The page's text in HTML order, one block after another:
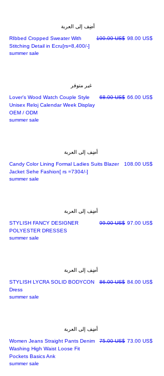
أضِف إلى العربة
RIbbed Cropped Sweater With
Stitching Detail in Ecru[rs=8,400/-]
سعر عادي‏100.00 US$ سعر البيع‏98.00 US$
summer sale
غير متوفر
Lover's Wood Watch Couple Style
Unisex Reloj Calendar Week Display
OEM / ODM
سعر عادي
‏68.00 US$ سعر البيع‏66.00 US$
summer sale
أضِف إلى العربة
Candy Color Lining Formal Ladies Suits Blazer
Jacket Sehe Fashion[ rs =7304/-]
السعر ‏108.00 US$
summer sale
أضِف إلى العربة
STYLISH FANCY DESIGNER
POLYESTER DRESSES
سعر عادي
‏99.00 US$ سعر البيع‏97.00 US$
summer sale
أضِف إلى العربة
STYLISH LYCRA SOLID BODYCON
Dress
سعر عادي
‏86.00 US$ سعر البيع‏84.00 US$
summer sale
أضِف إلى العربة
Women Jeans Straight Pants Denim
Washing High Waist Loose Fit
Pockets Basics Ank
سعر عادي
‏75.00 US$ سعر البيع‏73.00 US$
summer sale